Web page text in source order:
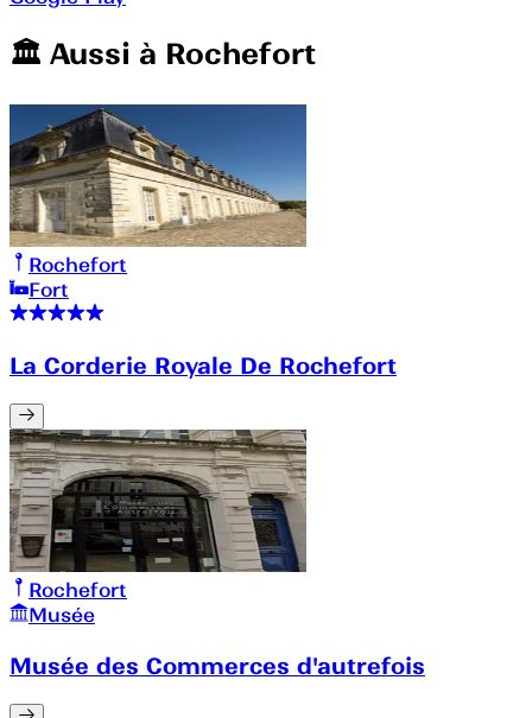
🏛️️ Aussi à Rochefort
Rochefort
Fort
La Corderie Royale De Rochefort
Rochefort
Musée
Musée des Commerces d'autrefois